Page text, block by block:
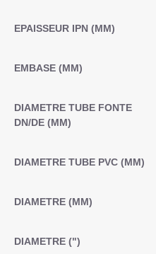
EPAISSEUR IPN (MM)
EMBASE (MM)
DIAMETRE TUBE FONTE
DN/DE (MM)
DIAMETRE TUBE PVC (MM)
DIAMETRE (MM)
DIAMETRE (")